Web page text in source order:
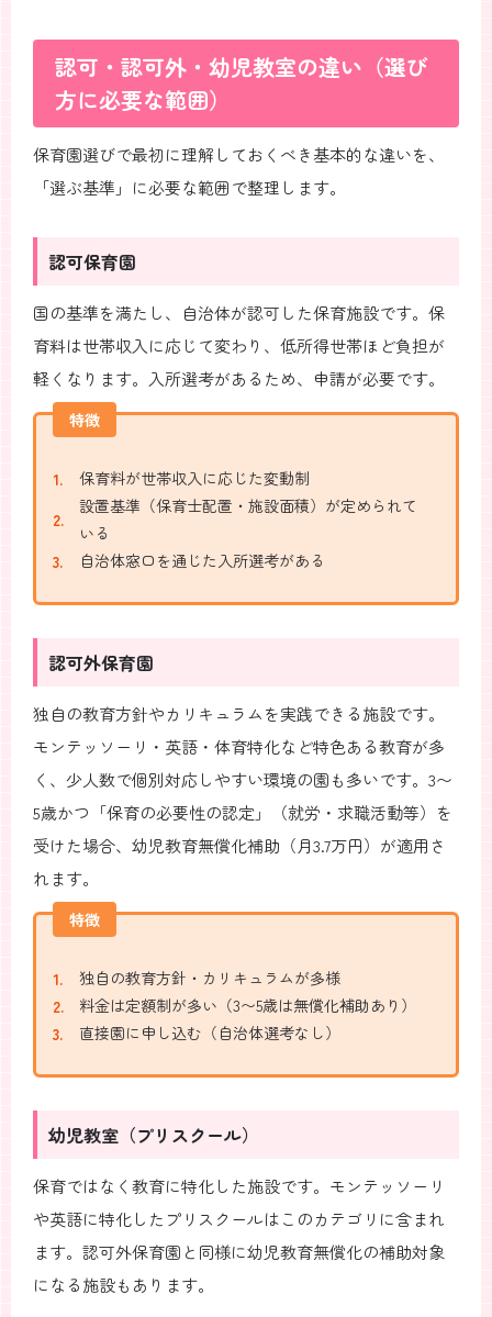
認可・認可外・幼児教室の違い（選び
方に必要な範囲）
保育園選びで最初に理解しておくべき基本的な違いを、
「選ぶ基準」に必要な範囲で整理します。
認可保育園
国の基準を満たし、自治体が認可した保育施設です。保
育料は世帯収入に応じて変わり、低所得世帯ほど負担が
軽くなります。入所選考があるため、申請が必要です。
特徴
保育料が世帯収入に応じた変動制
設置基準（保育士配置・施設面積）が定められて
いる
自治体窓口を通じた入所選考がある
認可外保育園
独自の教育方針やカリキュラムを実践できる施設です。
モンテッソーリ・英語・体育特化など特色ある教育が多
く、少人数で個別対応しやすい環境の園も多いです。3〜
5歳かつ「保育の必要性の認定」（就労・求職活動等）を
受けた場合、幼児教育無償化補助（月3.7万円）が適用さ
れます。
特徴
独自の教育方針・カリキュラムが多様
料金は定額制が多い（3〜5歳は無償化補助あり）
直接園に申し込む（自治体選考なし）
幼児教室（プリスクール）
保育ではなく教育に特化した施設です。モンテッソーリ
や英語に特化したプリスクールはこのカテゴリに含まれ
ます。認可外保育園と同様に幼児教育無償化の補助対象
になる施設もあります。